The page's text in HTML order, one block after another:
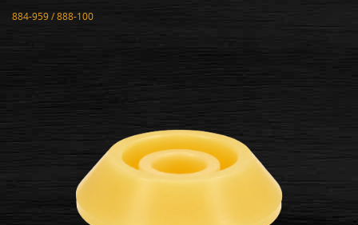
884-959 / 888-100